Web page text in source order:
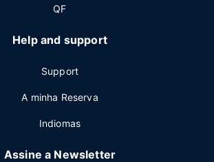
QF
Help and support
Support
A minha Reserva
Indiomas
Assine a Newsletter